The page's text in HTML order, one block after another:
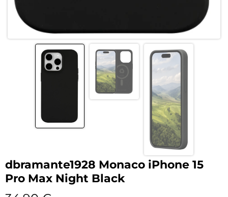
dbramante1928 Monaco iPhone 15
Pro Max Night Black